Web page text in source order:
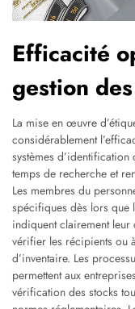
Efficacité
gestion
La mise en œuvre
considérablement
systèmes
temps de recherche et
Les membres du
spécifiques dès lors que
indiquent clairement
vérifier les récipients ou
d’inventaire. Les
permettent aux
vérification des stocks